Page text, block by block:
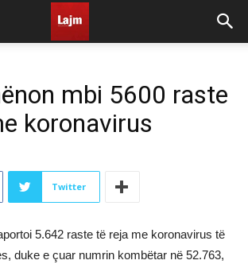
mbi 5600 raste
koronavirus
Twitter
5.642 raste të reja me koronavirus të
duke e çuar numrin kombëtar në 52.763,